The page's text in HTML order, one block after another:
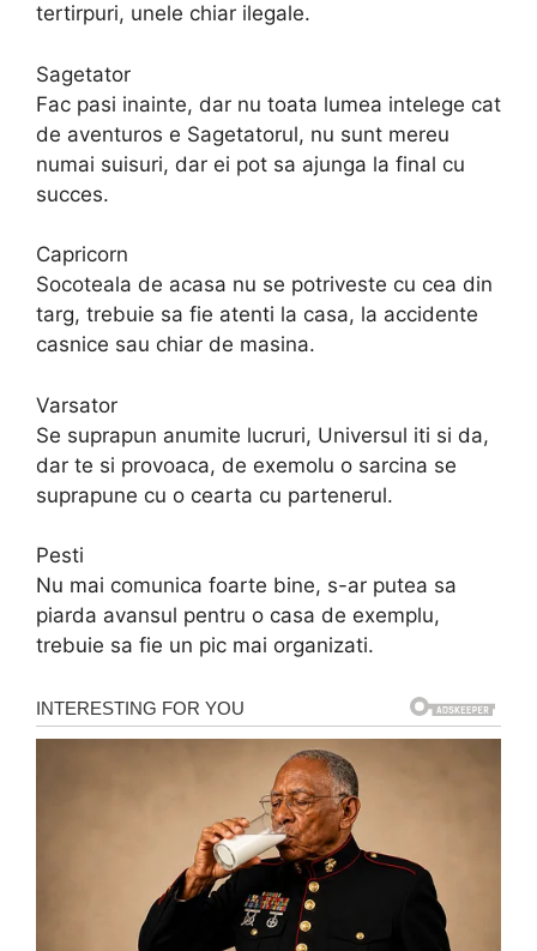
tertirpuri, unele chiar ilegale.
Sagetator
Fac pasi inainte, dar nu toata lumea intelege cat
de aventuros e Sagetatorul, nu sunt mereu
numai suisuri, dar ei pot sa ajunga la final cu
succes.
Capricorn
Socoteala de acasa nu se potriveste cu cea din
targ, trebuie sa fie atenti la casa, la accidente
casnice sau chiar de masina.
Varsator
Se suprapun anumite lucruri, Universul iti si da,
dar te si provoaca, de exemolu o sarcina se
suprapune cu o cearta cu partenerul.
Pesti
Nu mai comunica foarte bine, s-ar putea sa
piarda avansul pentru o casa de exemplu,
trebuie sa fie un pic mai organizati.